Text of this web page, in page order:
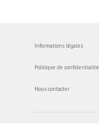
Informations légales
Politique de confidentialité
Nous contacter